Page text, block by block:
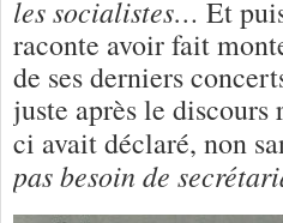
les socialistes… Et
raconte avoir fait
de ses derniers
juste après le
ci avait déclaré, non
pas besoin de